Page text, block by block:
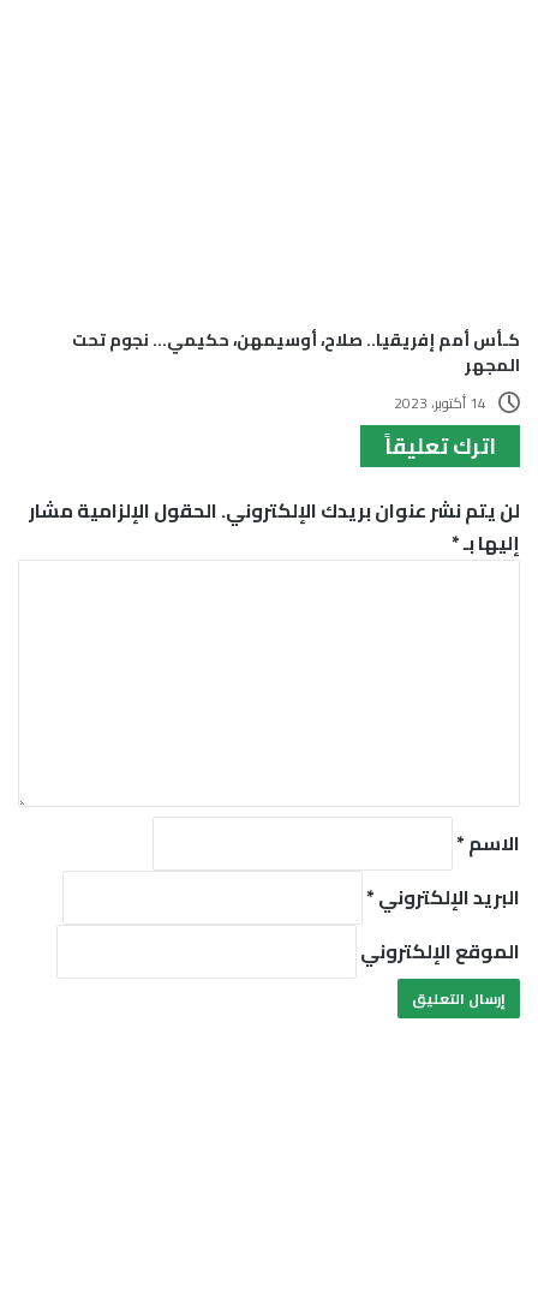
كـأس أمم إفريقيا.. صلاح، أوسيمهن، حكيمي… نجوم تحت
المجهر
14 أكتوبر، 2023
اترك تعليقاً
لن يتم نشر عنوان بريدك الإلكتروني.الحقول الإلزامية مشار
إليها بـ*
*
الاسم*
البريد الإلكتروني*
الموقع الإلكتروني